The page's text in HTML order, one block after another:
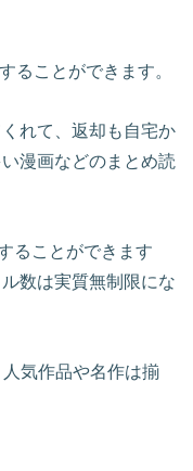
ることができます。
れて、返却も自宅か
漫画などのまとめ読
ることができます
数は実質無制限にな
気作品や名作は揃